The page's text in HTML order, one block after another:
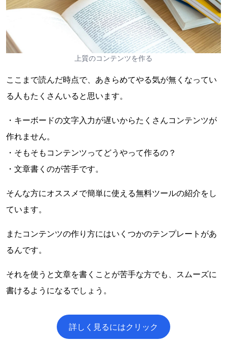
上質のコンテンツを作る
ここまで読んだ時点で、あきらめてやる気が無くなってい
る人もたくさんいると思います。
・キーボードの文字入力が遅いからたくさんコンテンツが
作れません。
・そもそもコンテンツってどうやって作るの？
・文章書くのが苦手です。
そんな方にオススメで簡単に使える無料ツールの紹介をし
ています。
またコンテンツの作り方にはいくつかのテンプレートがあ
るんです。
それを使うと文章を書くことが苦手な方でも、スムーズに
書けるようになるでしょう。
詳しく見るにはクリック